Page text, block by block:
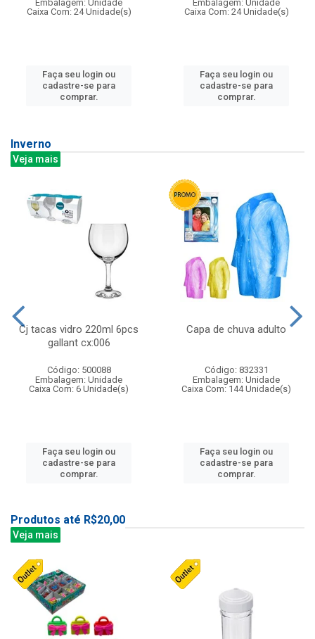
Embalagem: Unidade
Caixa Com: 24 Unidade(s)
Faça seu login ou
cadastre-se para
comprar.
Embalagem: Unidade
Caixa Com: 24 Unidade(s)
Faça seu login ou
cadastre-se para
comprar.
Inverno
Veja mais
Cj tacas vidro 220ml 6pcs
gallant cx:006
Código: 500088
Embalagem: Unidade
Caixa Com: 6 Unidade(s)
Faça seu login ou
cadastre-se para
comprar.
Capa de chuva adulto
Código: 832331
Embalagem: Unidade
Caixa Com: 144 Unidade(s)
Faça seu login ou
cadastre-se para
comprar.
Produtos até R$20,00
Veja mais